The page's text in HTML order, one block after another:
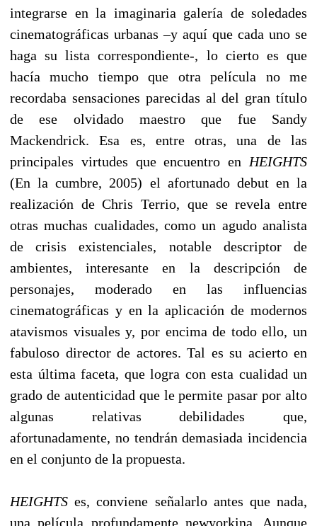
integrarse en la imaginaria galería de soledades
cinematográficas urbanas –y aquí que cada uno se
haga su lista correspondiente-, lo cierto es que
hacía mucho tiempo que otra película no me
recordaba sensaciones parecidas al del gran título
de ese olvidado maestro que fue Sandy
Mackendrick. Esa es, entre otras, una de las
principales virtudes que encuentro en HEIGHTS
(En la cumbre, 2005) el afortunado debut en la
realización de Chris Terrio, que se revela entre
otras muchas cualidades, como un agudo analista
de crisis existenciales, notable descriptor de
ambientes, interesante en la descripción de
personajes, moderado en las influencias
cinematográficas y en la aplicación de modernos
atavismos visuales y, por encima de todo ello, un
fabuloso director de actores. Tal es su acierto en
esta última faceta, que logra con esta cualidad un
grado de autenticidad que le permite pasar por alto
algunas relativas debilidades que,
afortunadamente, no tendrán demasiada incidencia
en el conjunto de la propuesta.
HEIGHTS es, conviene señalarlo antes que nada,
una película profundamente newyorkina. Aunque